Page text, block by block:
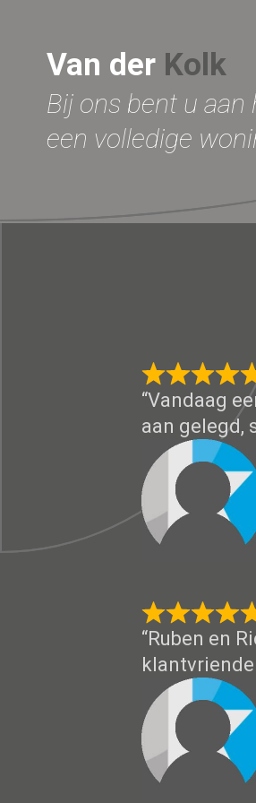
Van der Kolk
Bij ons bent u
een volledige
“Vandaag
aan gelegd,
“Ruben en